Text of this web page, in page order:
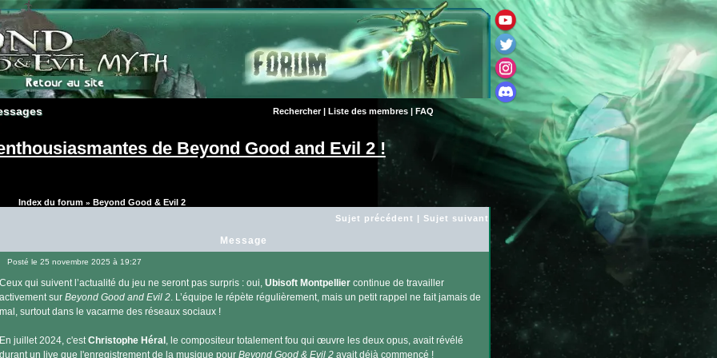
Rechercher| Liste des membres| FAQ
de Beyond Good and Evil 2 !
Index du forum» Beyond Good & Evil 2
Sujet précédent | Sujet suivant
Message
Posté le 25 novembre 2025 à 19:27
Ceux qui suivent l’actualité du jeu ne seront pas surpris : oui, Ubisoft Montpelliercontinue de travailler
activement sur Beyond Good and Evil 2. L’équipe le répète régulièrement, mais un petit rappel ne fait jamais de
mal, surtout dans le vacarme des réseaux sociaux !
En juillet 2024, c'estChristophe Héral , le compositeur totalement fou qui œuvre les deux opus, avait révélé
durant un live que l'enregistrement de la musique pour Beyond Good & Evil 2avait déjà commencé !